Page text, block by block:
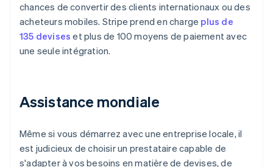
chances de convertir des clients internationaux ou des
acheteurs mobiles. Stripe prend en charge plus de
135 devises et plus de 100 moyens de paiement avec
une seule intégration.
Assistance mondiale
Même si vous démarrez avec une entreprise locale, il
est judicieux de choisir un prestataire capable de
s'adapter à vos besoins en matière de devises, de